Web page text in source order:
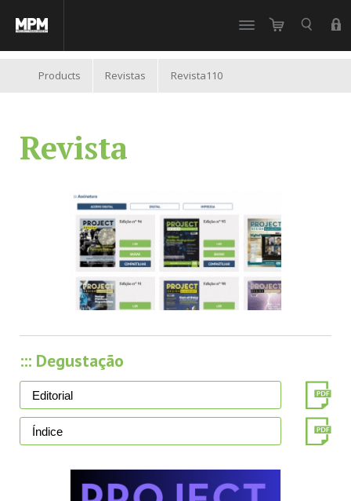
Products Revistas Revista110
Revista
::: Degustação
Editorial
Índice